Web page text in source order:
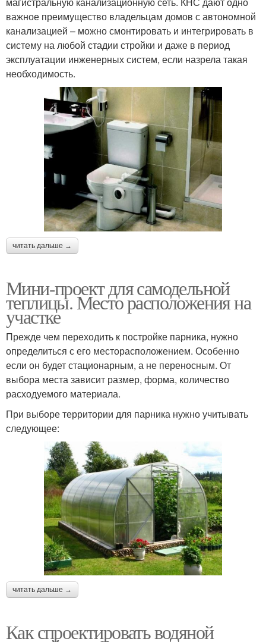
важное преимущество владельцам домов с автономной
канализацией – можно смонтировать и интегрировать в
систему на любой стадии стройки и даже в период
эксплуатации инженерных систем, если назрела такая
необходимость.
читать дальше →
Мини-проект для самодельной
теплицы. Место расположения на
участке
Прежде чем переходить к постройке парника, нужно
определиться с его месторасположением. Особенно
если он будет стационарным, а не переносным. От
выбора места зависит размер, форма, количество
расходуемого материала.
При выборе территории для парника нужно учитывать
следующее:
читать дальше →
Как спроектировать водяной